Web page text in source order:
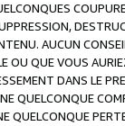
AUCUN
QUE VOUS
DANS LE
QUELCONQUE
QUELCONQUE